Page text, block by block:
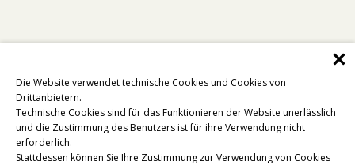
Die Website verwendet technische Cookies und Cookies von
Drittanbietern.
Technische Cookies sind für das Funktionieren der Website unerlässlich
und die Zustimmung des Benutzers ist für ihre Verwendung nicht
erforderlich.
Stattdessen können Sie Ihre Zustimmung zur Verwendung von Cookies